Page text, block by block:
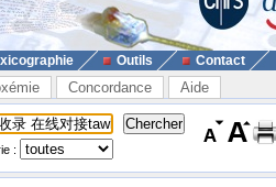
Outils Contact
Concordance Aide
: